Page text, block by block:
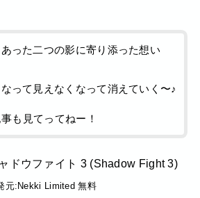
った二つの影に寄り添った想い
って見えなくなって消えていく〜♪
も見てってねー！
ドウファイト 3 (Shadow Fight 3)
元: Nekki Limited 無料